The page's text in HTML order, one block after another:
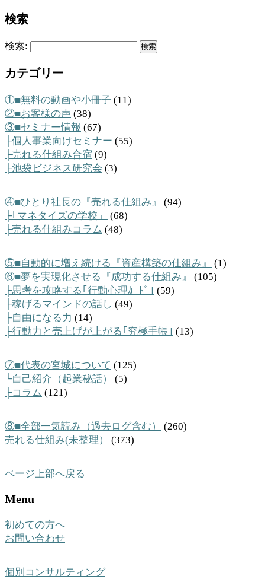
検索
検索:
カテゴリー
①■無料の動画や小冊子 (11)
②■お客様の声 (38)
③■セミナー情報 (67)
├個人事業向けセミナー (55)
├売れる仕組み合宿 (9)
├池袋ビジネス研究会 (3)
④■ひとり社長の『売れる仕組み』
(94)
├｢マネタイズの学校」
(68)
├売れる仕組みコラム (48)
⑤■自動的に増え続ける『資産構築の仕組み』
(1)
⑥■夢を実現化させる『成功する仕組み』
(105)
├思考を攻略する｢行動心理ｶｰﾄﾞ｣ (59)
├稼げるマインドの話し (49)
├自由になる力 (14)
├行動力と売上げが上がる｢究極手帳｣ (13)
⑦■代表の宮城について (125)
└自己紹介（起業秘話）
(5)
├コラム (121)
⑧■全部一気読み（過去ログ含む）
(260)
売れる仕組み(未整理）
(373)
ページ上部へ戻る
Menu
初めての方へ
お問い合わせ
個別コンサルティング